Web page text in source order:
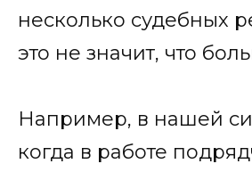
несколько судебных
это не значит, что
Например, в нашей
когда в работе